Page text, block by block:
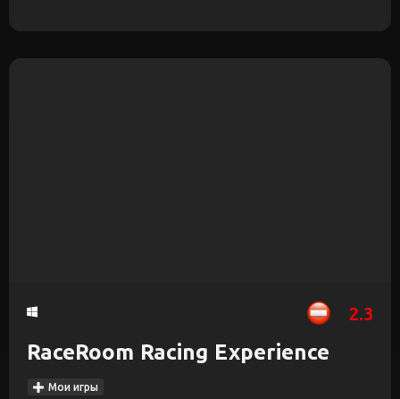
2.3
RaceRoom Racing Experience
Мои игры